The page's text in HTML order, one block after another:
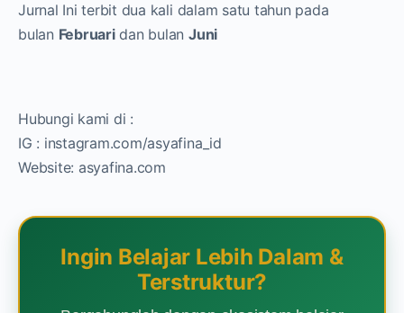
Jurnal Ini terbit dua kali dalam satu tahun pada
bulan Februaridan bulanJuni
Hubungi kami di :
IG : instagram.com/asyafina_id
Website: asyafina.com
Ingin Belajar Lebih Dalam &
Terstruktur?